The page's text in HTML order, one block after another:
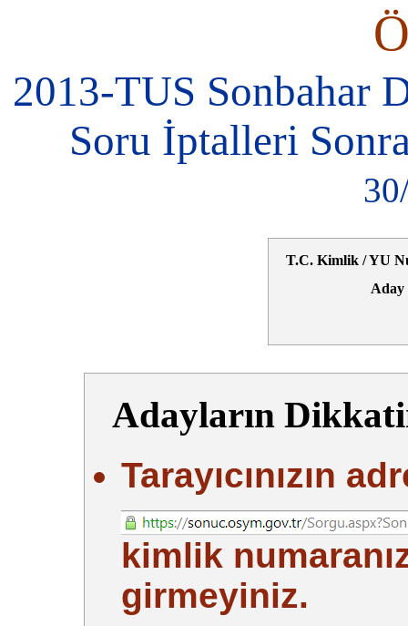
2013-TUS Sonbahar
Soru İptalleri
T.C. Kimlik / YU
Aday
Adayların
Tarayıcınızın
kimlik
girmeyiniz.